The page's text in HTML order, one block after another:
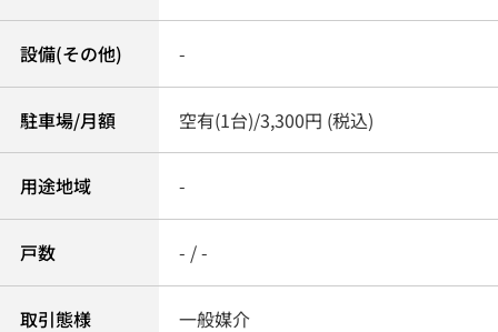
設備(その他) -
駐車場/月額 空有(1台)/3,300円 (税込)
用途地域 -
戸数 - / -
取引態様 一般媒介